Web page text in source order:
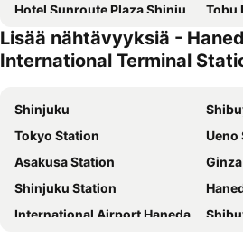
Hotel Sunroute Plaza Shinjuku
Tobu
Tokyu Stay Aoyama Premier
Hotel
Toshi Center Hotel
LYURO Tokyo Kiyosumi by THE SHARE HOTELS
Hotel
HOTEL GRAPHY Shibuya
Hotel
Onsen Ryokan Yuen Shinjuku
Shibuya Excel Hotel Tokyu
APA Hotel & Resort Roppongi Ekihigashi
Hotel
Lisää nähtävyyksiä -
International Terminal
Shinjuku
Tokyo Station
Ueno
Asakusa Station
Shinjuku Station
Haneda
International Airport Haneda